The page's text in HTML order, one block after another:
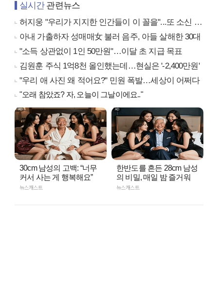
실시간관련뉴스
허지웅 "우리가 지지한 인간들이 이 꼴을"...또 소신 발언
아내 가출하자 성매매女 불러 음주, 아들 살해한 30대
"소득 상관없이 1인 50만원"…이달 초 지급 목표
김원훈 주식 1억8천 올인했는데…현실은 '-2,400만원'
"우리 애 사진 왜 적어요?" 민원 폭발…세상이 어쩌다
"오래 참았죠? 자, 오늘이 그날이에요.."
30cm 남성의 고백: “너무
커서 사는 게 행복해요”
뉴스캐스트
한반도를 흔든 28cm 남성
의 비밀, 매일 밤 즐거워
뉴스캐스트